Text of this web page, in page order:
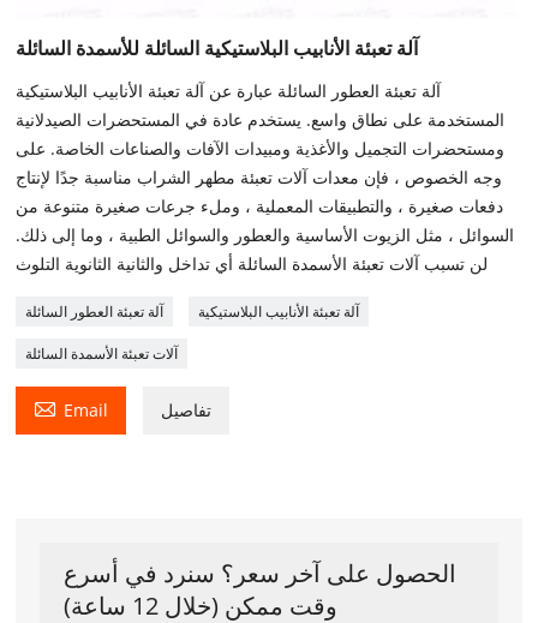
آلة تعبئة الأنابيب البلاستيكية السائلة للأسمدة السائلة
آلة تعبئة العطور السائلة عبارة عن آلة تعبئة الأنابيب البلاستيكية
المستخدمة على نطاق واسع. يستخدم عادة في المستحضرات الصيدلانية
ومستحضرات التجميل والأغذية ومبيدات الآفات والصناعات الخاصة. على
وجه الخصوص ، فإن معدات آلات تعبئة مطهر الشراب مناسبة جدًا لإنتاج
دفعات صغيرة ، والتطبيقات المعملية ، وملء جرعات صغيرة متنوعة من
السوائل ، مثل الزيوت الأساسية والعطور والسوائل الطبية ، وما إلى ذلك.
لن تسبب آلات تعبئة الأسمدة السائلة أي تداخل والثانية الثانوية التلوث
آلة تعبئة العطور السائلة آلة تعبئة الأنابيب البلاستيكية
آلات تعبئة الأسمدة السائلة
 Email تفاصيل
الحصول على آخر سعر؟ سنرد في أسرع
وقت ممكن (خلال 12 ساعة)